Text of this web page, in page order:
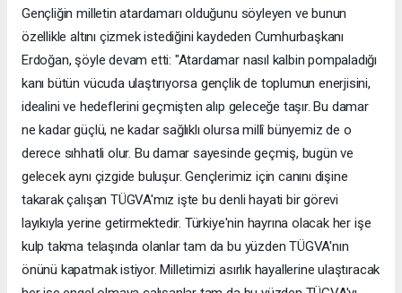
Gençliğin milletin atardamarı olduğunu söyleyen ve bunun
özellikle altını çizmek istediğini kaydeden Cumhurbaşkanı
Erdoğan, şöyle devam etti: "Atardamar nasıl kalbin pompaladığı
kanı bütün vücuda ulaştırıyorsa gençlik de toplumun enerjisini,
idealini ve hedeflerini geçmişten alıp geleceğe taşır. Bu damar
ne kadar güçlü, ne kadar sağlıklı olursa millî bünyemiz de o
derece sıhhatli olur. Bu damar sayesinde geçmiş, bugün ve
gelecek aynı çizgide buluşur. Gençlerimiz için canını dişine
takarak çalışan TÜGVA'mız işte bu denli hayati bir görevi
layıkıyla yerine getirmektedir. Türkiye'nin hayrına olacak her işe
kulp takma telaşında olanlar tam da bu yüzden TÜGVA'nın
önünü kapatmak istiyor. Milletimizi asırlık hayallerine ulaştıracak